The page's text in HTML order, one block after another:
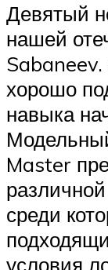
Девятый
нашей
Sabaneev.
хорошо
навыка
Master
среди
условия